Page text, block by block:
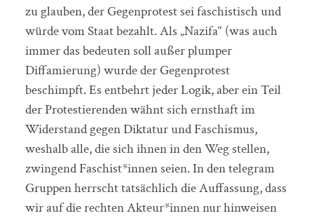
zu glauben, der Gegenprotest sei faschistisch und
würde vom Staat bezahlt. Als „Nazifa“ (was auch
immer das bedeuten soll außer plumper
Diffamierung) wurde der Gegenprotest
beschimpft. Es entbehrt jeder Logik, aber ein Teil
der Protestierenden wähnt sich ernsthaft im
Widerstand gegen Diktatur und Faschismus,
weshalb alle, die sich ihnen in den Weg stellen,
zwingend Faschist*innen seien. In den telegram
Gruppen herrscht tatsächlich die Auffassung, dass
wir auf die rechten Akteur*innen nur hinweisen